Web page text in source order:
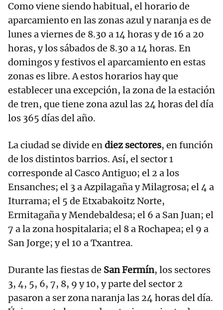
Como viene siendo habitual, el horario de
aparcamiento en las zonas azul y naranja es de
lunes a viernes de 8.30 a 14 horas y de 16 a 20
horas, y los sábados de 8.30 a 14 horas. En
domingos y festivos el aparcamiento en estas
zonas es libre. A estos horarios hay que
establecer una excepción, la zona de la estación
de tren, que tiene zona azul las 24 horas del día
los 365 días del año.
La ciudad se divide endiez sectores, en función
de los distintos barrios. Así, el sector 1
corresponde al Casco Antiguo; el 2 a los
Ensanches; el 3 a Azpilagaña y Milagrosa; el 4 a
Iturrama; el 5 de Etxabakoitz Norte,
Ermitagaña y Mendebaldesa; el 6 a San Juan; el
7 a la zona hospitalaria; el 8 a Rochapea; el 9 a
San Jorge; y el 10 a Txantrea.
Durante las fiestas de San Fermín, los sectores
3, 4, 5, 6, 7, 8, 9 y 10, y parte del sector 2
pasaron a ser zona naranja las 24 horas del día.